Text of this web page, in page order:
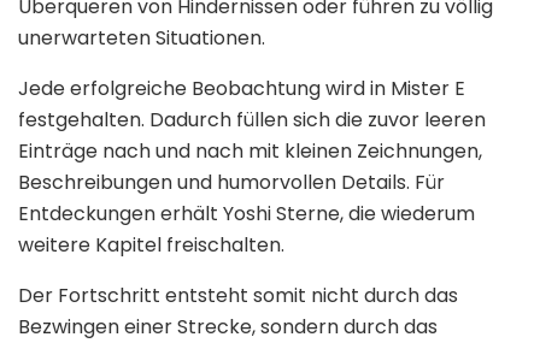
Überqueren von Hindernissen oder führen zu völlig
unerwarteten Situationen.
Jede erfolgreiche Beobachtung wird in Mister E
festgehalten. Dadurch füllen sich die zuvor leeren
Einträge nach und nach mit kleinen Zeichnungen,
Beschreibungen und humorvollen Details. Für
Entdeckungen erhält Yoshi Sterne, die wiederum
weitere Kapitel freischalten.
Der Fortschritt entsteht somit nicht durch das
Bezwingen einer Strecke, sondern durch das